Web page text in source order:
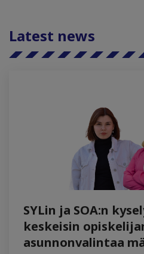
Latest news
SYLin ja SOA:n
keskeisin
asunnonvalintaa